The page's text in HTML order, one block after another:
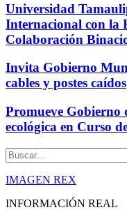
Universidad
Internacional con la
Colaboración
Invita Gobierno
cables y postes caídos
Promueve Gobierno
ecológica en Curso
Buscar
IMAGEN REX
INFORMACIÓN REAL